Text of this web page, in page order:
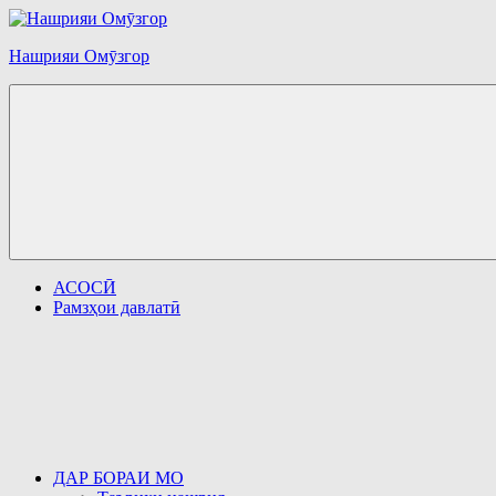
Перейти
содержимому
Нашрияи Омӯзгор
АСОСӢ
Рамзҳои давлатӣ
ДАР БОРАИ МО